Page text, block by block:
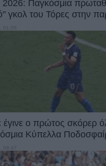
2026: Παγκόσμια
γκολ του Τόρες στην
ο πρώτος σκόρερ
Κύπελλα
08:47